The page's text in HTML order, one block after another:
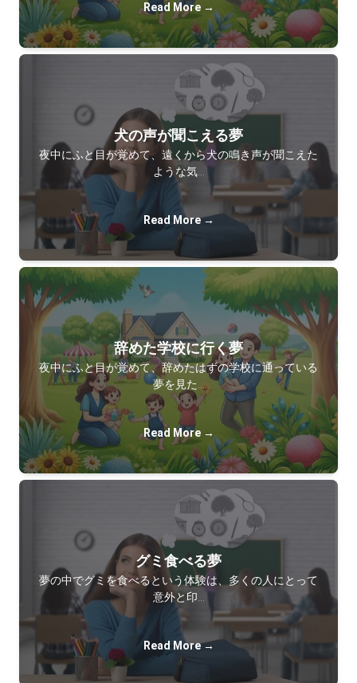
Read More →
犬の声が聞こえる夢
夜中にふと目が覚めて、遠くから犬の鳴き声が聞こえた
ような気…
Read More →
辞めた学校に行く夢
夜中にふと目が覚めて、辞めたはずの学校に通っている
夢を見た…
Read More →
グミ食べる夢
夢の中でグミを食べるという体験は、多くの人にとって
意外と印…
Read More →